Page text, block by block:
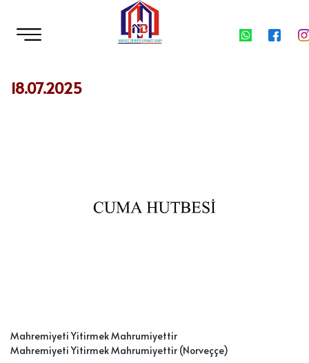
18.07.2025
Mahremiyeti Yitirmek Mahrumiyettir
Mahremiyeti Yitirmek Mahrumiyettir (Norveççe)